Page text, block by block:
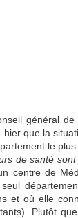
général de
que la
le plus
de santé
centre de
et où elle
Plutôt